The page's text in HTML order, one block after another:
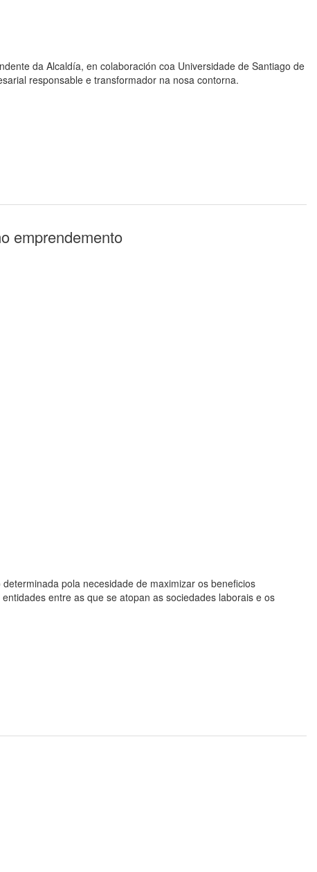
da Alcaldía, en colaboración coa Universidade de Santiago de
responsable e transformador na nosa contorna.
emprendemento
pola necesidade de maximizar os beneficios
entre as que se atopan as sociedades laborais e os